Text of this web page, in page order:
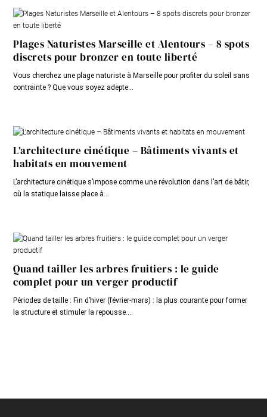
Plages Naturistes Marseille et Alentours – 8 spots
discrets pour bronzer en toute liberté
Vous cherchez une plage naturiste à Marseille pour profiter du soleil sans
contrainte ? Que vous soyez adepte...
L’architecture cinétique – Bâtiments vivants et
habitats en mouvement
L’architecture cinétique s’impose comme une révolution dans l’art de bâtir,
où la statique laisse place à...
Quand tailler les arbres fruitiers : le guide
complet pour un verger productif
Périodes de taille : Fin d’hiver (février-mars) : la plus courante pour former
la structure et stimuler la repousse....